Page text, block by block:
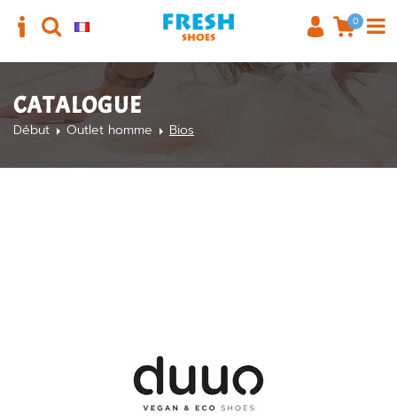
0
CATALOGUE
Début Outlet homme Bios